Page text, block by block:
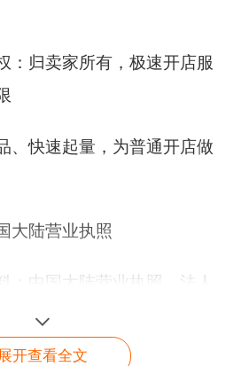
：归卖家所有，极速开店服
、快速起量，为普通开店做
大陆营业执照
：中国大陆营业执照、法人
自拍、联系电话话费发票、
展开查看全文